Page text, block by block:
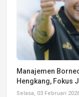
Manajemen
Hengkang, Fokus
Selasa, 03 Februari